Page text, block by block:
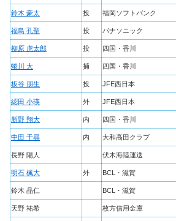
鈴木 豪太 投 福岡ソフトバンク
福島 孔聖 投 パナソニック
柳原 虎太郎 投 四国・香川
蜷川 大 捕 四国・香川
板谷 朋生 投 JFE西日本
綛田 小瑛 外 JFE西日本
新野 翔大 内 四国・香川
中田 千尋 内 大和高田クラブ
長野 陽人 伏木海陸運送
明石 楓大 外 BCL・滋賀
鈴木 晶仁 BCL・滋賀
天野 祐希 枚方信用金庫